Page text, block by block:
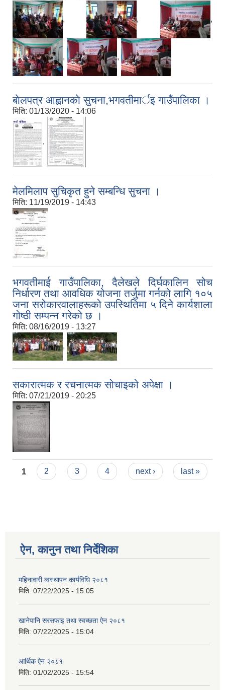
, , ,
, ,
बाेलपत्र आह्वानकाे सुचना,भगवतीमार्इ गाउँपालिका ।
मिति: 01/13/2020 - 14:06
,
मेलमिलाप सुचिकृत हुने सम्बन्धि सुचना ।
मिति: 11/19/2019 - 14:43
भगवतीमाई गाउँपालिका, दैलेखले दिर्घकालिन सोच
निर्धारण तथा आवधिक योजना तर्जुमा गर्नको लागि १०५
जना सरोकारवालाहरूको उपस्थितिमा ५ दिने कार्यशाला
गोष्ठी सम्पन्न गरेको छ ।
मिति: 08/16/2019 - 13:27
,
सकारात्मक र रचनात्मक सोचाइको अपेक्षा ।
मिति: 07/21/2019 - 20:25
Pages
1 2 3 4 next › last »
ऐन, कानुन तथा निर्देशिका
महिनावारी व्वस्थापन कार्यविधि २०८१
मिति: 07/22/2025 - 15:05
खानेपानि सरसफाइ तथा स्वच्छता ऐन २०८१
मिति: 07/22/2025 - 15:04
आर्थिक ऐन २०८१
मिति: 01/02/2025 - 15:54